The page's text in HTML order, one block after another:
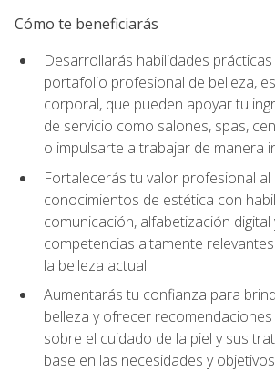
Cómo te beneficiarás
Desarrollarás habilidades
portafolio profesional de belleza,
corporal, que pueden apoyar tu
de servicio como salones, spas,
o impulsarte a trabajar de manera
Fortalecerás tu valor profesional
conocimientos de estética con
comunicación, alfabetización digital
competencias altamente
la belleza actual.
Aumentarás tu confianza para
belleza y ofrecer
sobre el cuidado de la piel y sus
base en las necesidades y